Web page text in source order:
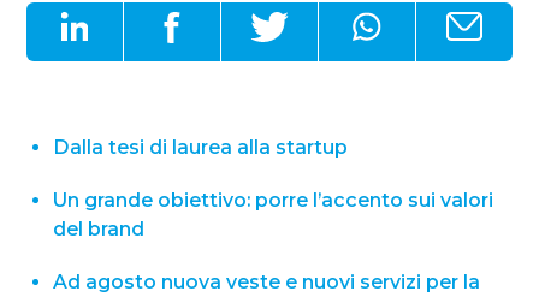
Dalla tesi di laurea alla startup
Un grande obiettivo: porre l’accento sui valori
del brand
Ad agosto nuova veste e nuovi servizi per la